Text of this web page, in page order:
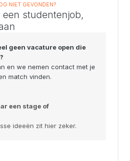
NIET GEVONDEN?
studentenjob,
geen vacature open die
en we nemen contact met je
match vinden.
een stage of
ideeën zit hier zeker.